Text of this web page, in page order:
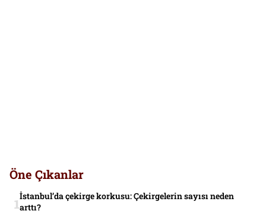
Öne Çıkanlar
İstanbul’da çekirge korkusu: Çekirgelerin sayısı neden
arttı?